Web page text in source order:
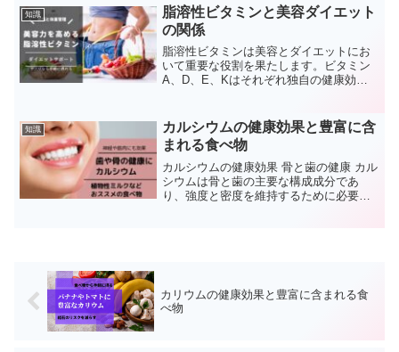
シウムが骨に結合するのを助け、骨の密
度を高めること...
知識
脂溶性ビタミンと美容ダイエット
の関係
脂溶性ビタミンは美容とダイエットにお
いて重要な役割を果たします。ビタミン
A、D、E、Kはそれぞれ独自の健康効果
とされています。 脂溶性ビタミンとは？
脂溶性ビタミンは脂...
知識
カルシウムの健康効果と豊富に含
まれる食べ物
カルシウムの健康効果 骨と歯の健康 カル
シウムは骨と歯の主要な構成成分であ
り、強度と密度を維持するために必要で
カリウムの健康効果と豊富に含まれる食
べ物